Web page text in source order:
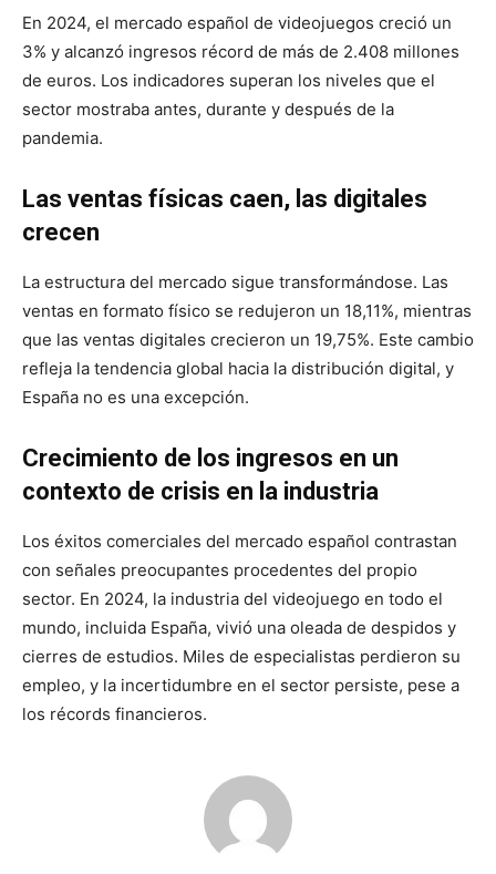
En 2024, el mercado español de videojuegos creció un
3% y alcanzó ingresos récord de más de 2.408 millones
de euros. Los indicadores superan los niveles que el
sector mostraba antes, durante y después de la
pandemia.
Las ventas físicas caen, las digitales
crecen
La estructura del mercado sigue transformándose. Las
ventas en formato físico se redujeron un 18,11%, mientras
que las ventas digitales crecieron un 19,75%. Este cambio
refleja la tendencia global hacia la distribución digital, y
España no es una excepción.
Crecimiento de los ingresos en un
contexto de crisis en la industria
Los éxitos comerciales del mercado español contrastan
con señales preocupantes procedentes del propio
sector. En 2024, la industria del videojuego en todo el
mundo, incluida España, vivió una oleada de despidos y
cierres de estudios. Miles de especialistas perdieron su
empleo, y la incertidumbre en el sector persiste, pese a
los récords financieros.